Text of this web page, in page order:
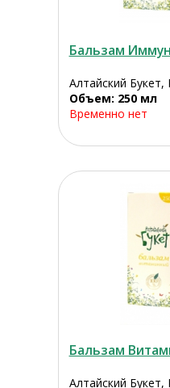
Бальзам
Алтайский Букет,
Объем: 250 мл
Временно нет
Бальзам
Алтайский Букет,